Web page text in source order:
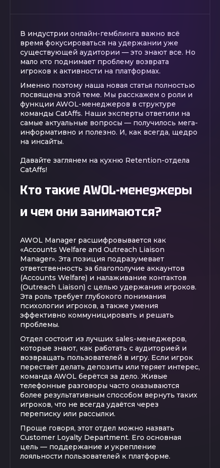
В индустрии онлайн-гемблинга важно всё
время фокусироваться на удержании уже
существующей аудитории — это знают все. Но
мало кто поднимает проблему возврата
игроков к активности на платформах.
Именно поэтому наша новая статья полностью
посвящена этой теме. Мы расскажем о роли и
функции AWOL-менеджеров в структуре
команды CatAffs. Наши эксперты ответили на
самые актуальные вопросы — получилось мега-
информативно и полезно. И, как всегда, щедро
на инсайты.
Давайте заглянем на кухню Retention-отдела
CatAffs!
Кто такие AWOL-менеджеры
и чем они занимаются?
AWOL Manager расшифровывается как
«Accounts Welfare and Outreach Liaison
Manager». Эта позиция подразумевает
ответственность за благополучие аккаунтов
(Accounts Welfare) и налаживание контактов
(Outreach Liaison) с целью удержания игроков.
Эта роль требует глубокого понимания
психологии игроков, а также умения
эффективно коммуницировать и решать
проблемы.
Отдел состоит из лучших sales-менеджеров,
которые знают, как работать с аудиторией и
возвращать пользователей в игру. Если игрок
перестаёт делать депозиты или теряет интерес,
команда AWOL берётся за дело. Живые
телефонные разговоры часто оказываются
более результативным способом вернуть таких
игроков, что не всегда удаётся через
переписку или рассылки.
Проще говоря, этот отдел можно назвать
Customer Loyalty Department. Его основная
цель — поддержание и укрепление
лояльности пользователей к платформе.